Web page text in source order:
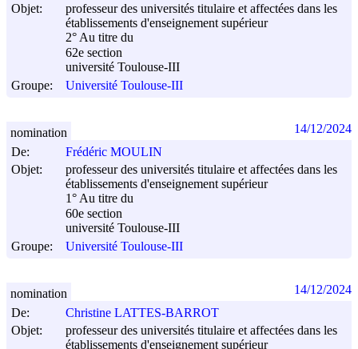
Objet:
professeur des universités titulaire et affectées dans les
établissements d'enseignement supérieur
2° Au titre du
62e section
université Toulouse-III
Groupe:
Université Toulouse-III
De:
Frédéric MOULIN
Objet:
professeur des universités titulaire et affectées dans les
établissements d'enseignement supérieur
1° Au titre du
60e section
université Toulouse-III
Groupe:
Université Toulouse-III
nomination 14/12/2024
De:
Christine LATTES-BARROT
Objet:
professeur des universités titulaire et affectées dans les
établissements d'enseignement supérieur
nomination 14/12/2024